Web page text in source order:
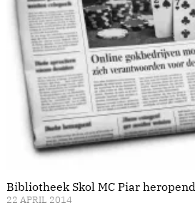
Bibliotheek Skol MC Piar heropend
22 APRIL 2014